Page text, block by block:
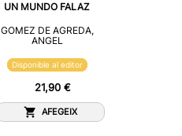
UN MUNDO FALAZ
GOMEZ DE AGREDA,
ANGEL
Disponible al editor
21,90 €
AFEGEIX